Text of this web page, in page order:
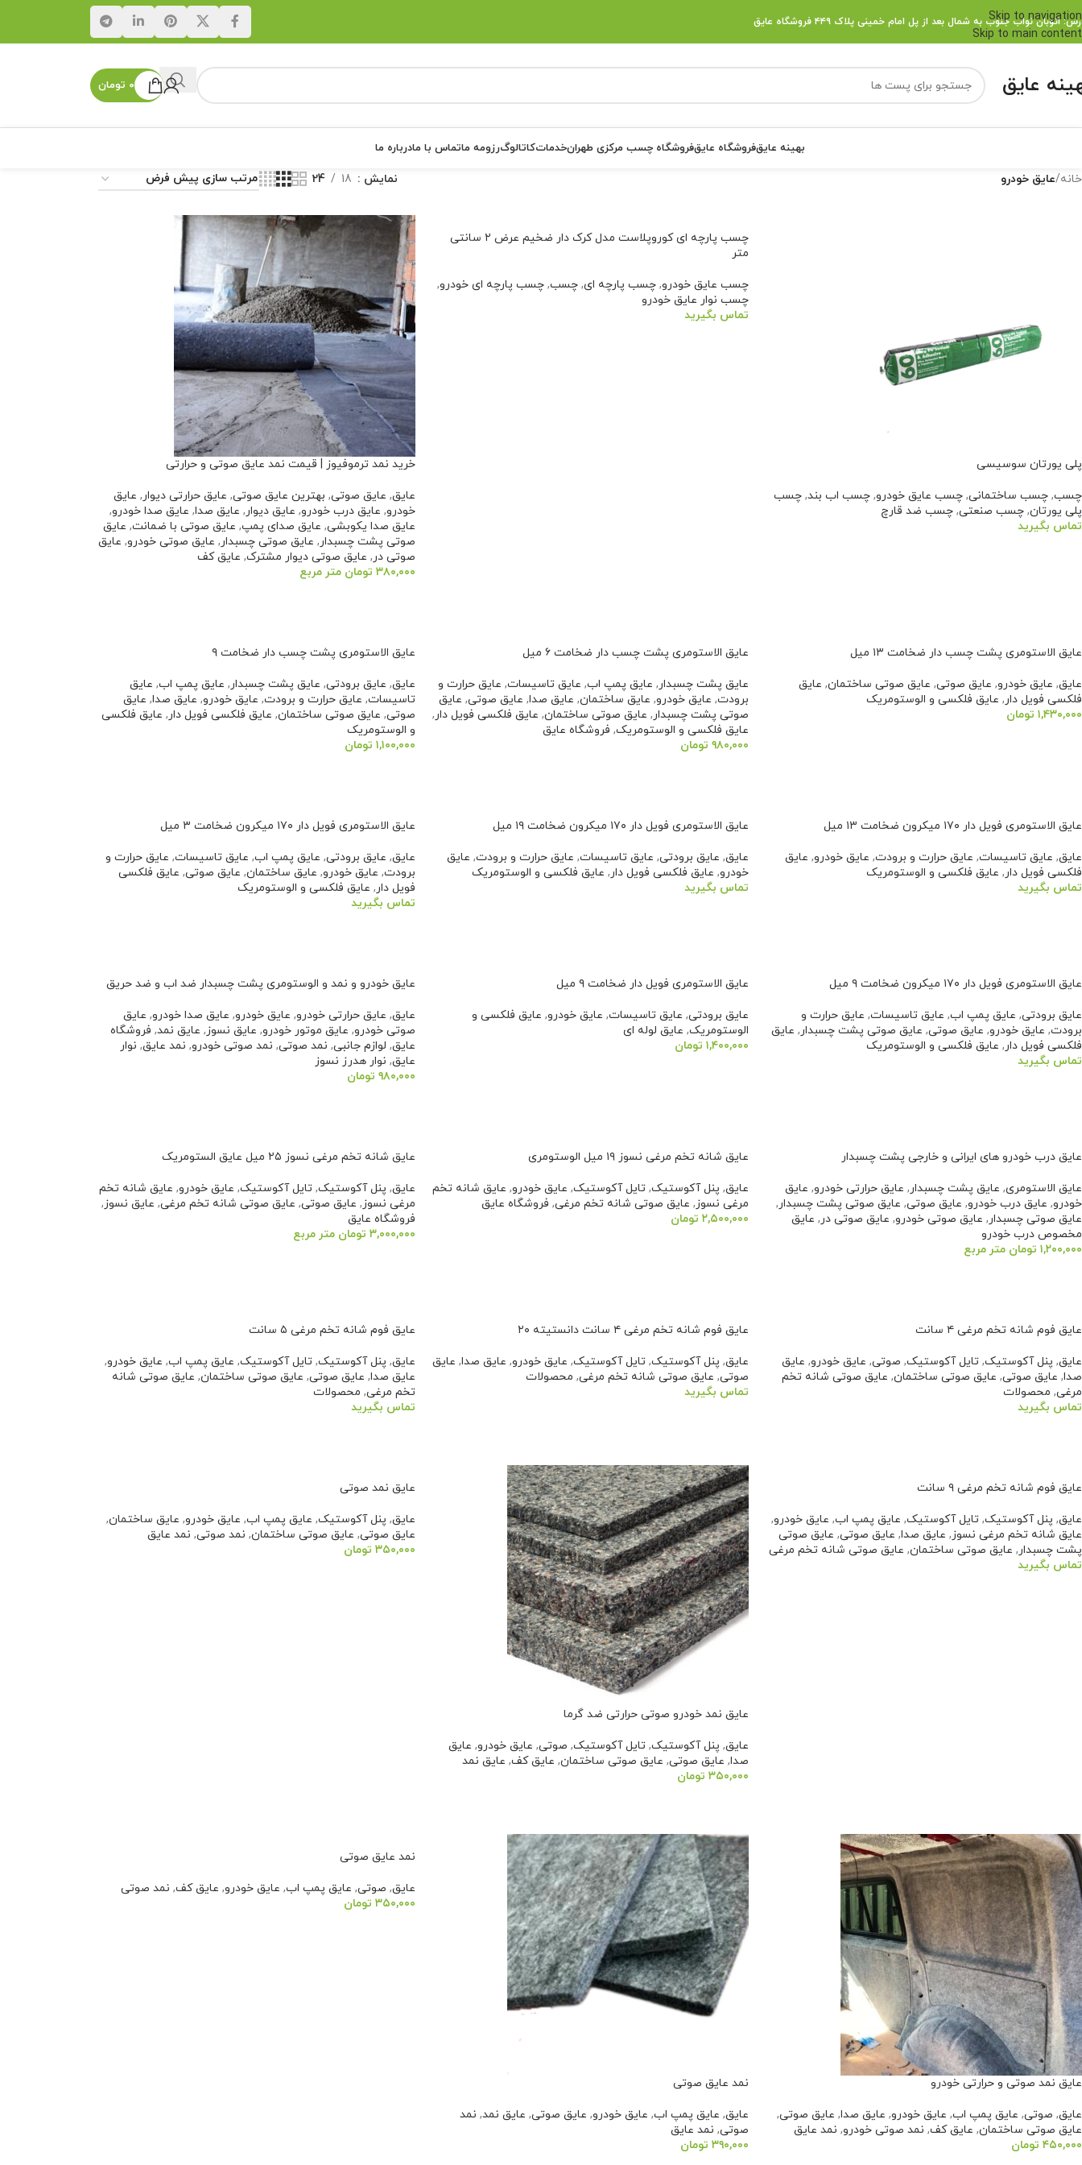
Skip to navigation
Skip to main content
اتوبان نواب جنوب به شمال بعد از پل امام خمینی پلاک ۴۴۹ فروشگاه عایق
عایق ۰ تومان
بهینه عایقفروشگاه عایقفروشگاه چسب مرکزی طهرانخدماتکاتالوگرزومه ماتماس با مادرباره ما
خانه/عایق خودرو نمایش 18
24
پلی یورتان سوسیسی
چسب, چسب ساختمانی, چسب عایق خودرو, چسب اب بند, چسب
پلی یورتان, چسب صنعتی, چسب ضد قارچ
تماس بگیرید
چسب پارچه ای کوروپلاست مدل کرک دار ضخیم عرض ۲ سانتی
متر
چسب عایق خودرو, چسب پارچه ای, چسب, چسب پارچه ای خودرو,
چسب نوار عایق خودرو
تماس بگیرید
خرید نمد ترموفیوز | قیمت نمد عایق صوتی و حرارتی
عایق, عایق صوتی, بهترین عایق صوتی, عایق حرارتی دیوار, عایق
خودرو, عایق درب خودرو, عایق دیوار, عایق صدا, عایق صدا خودرو,
عایق صدا یکوبشی, عایق صدای پمپ, عایق صوتی با ضمانت, عایق
صوتی پشت چسبدار, عایق صوتی چسبدار, عایق صوتی خودرو, عایق
صوتی در, عایق صوتی دیوار مشترک, عایق کف
۳۸۰,۰۰۰ تومان متر مربع
عایق الاستومری پشت چسب دار ضخامت ۱۳ میل
عایق, عایق خودرو, عایق صوتی, عایق صوتی ساختمان, عایق
فلکسی فویل دار, عایق فلکسی و الوستومریک
۱,۴۳۰,۰۰۰ تومان
عایق الاستومری پشت چسب دار ضخامت ۶ میل
عایق پشت چسبدار, عایق پمپ اب, عایق تاسیسات, عایق حرارت و
برودت, عایق خودرو, عایق ساختمان, عایق صدا, عایق صوتی, عایق
صوتی پشت چسبدار, عایق صوتی ساختمان, عایق فلکسی فویل دار,
عایق فلکسی و الوستومریک, فروشگاه عایق
۹۸۰,۰۰۰ تومان
عایق الاستومری پشت چسب دار ضخامت ۹
عایق, عایق برودتی, عایق پشت چسبدار, عایق پمپ اب, عایق
تاسیسات, عایق حرارت و برودت, عایق خودرو, عایق صدا, عایق
صوتی, عایق صوتی ساختمان, عایق فلکسی فویل دار, عایق فلکسی
و الوستومریک
۱,۱۰۰,۰۰۰ تومان
عایق الاستومری فویل دار ۱۷۰ میکرون ضخامت ۱۳ میل
عایق, عایق تاسیسات, عایق حرارت و برودت, عایق خودرو, عایق
فلکسی فویل دار, عایق فلکسی و الوستومریک
تماس بگیرید
عایق الاستومری فویل دار ۱۷۰ میکرون ضخامت ۱۹ میل
عایق, عایق برودتی, عایق تاسیسات, عایق حرارت و برودت, عایق
خودرو, عایق فلکسی فویل دار, عایق فلکسی و الوستومریک
تماس بگیرید
عایق الاستومری فویل دار ۱۷۰ میکرون ضخامت ۳ میل
عایق, عایق برودتی, عایق پمپ اب, عایق تاسیسات, عایق حرارت و
برودت, عایق خودرو, عایق ساختمان, عایق صوتی, عایق فلکسی
فویل دار, عایق فلکسی و الوستومریک
تماس بگیرید
عایق الاستومری فویل دار ۱۷۰ میکرون ضخامت ۹ میل
عایق برودتی, عایق پمپ اب, عایق تاسیسات, عایق حرارت و
برودت, عایق خودرو, عایق صوتی, عایق صوتی پشت چسبدار, عایق
فلکسی فویل دار, عایق فلکسی و الوستومریک
تماس بگیرید
عایق الاستومری فویل دار ضخامت ۹ میل
عایق برودتی, عایق تاسیسات, عایق خودرو, عایق فلکسی و
الوستومریک, عایق لوله ای
۱,۴۰۰,۰۰۰ تومان
عایق خودرو و نمد و الوستومری پشت چسبدار ضد اب و ضد حریق
عایق, عایق حرارتی خودرو, عایق خودرو, عایق صدا خودرو, عایق
صوتی خودرو, عایق موتور خودرو, عایق نسوز, عایق نمد, فروشگاه
عایق, لوازم جانبی, نمد صوتی, نمد صوتی خودرو, نمد عایق, نوار
عایق, نوار هدرز نسوز
۹۸۰,۰۰۰ تومان
عایق درب خودرو های ایرانی و خارجی پشت چسبدار
عایق الاستومری, عایق پشت چسبدار, عایق حرارتی خودرو, عایق
خودرو, عایق درب خودرو, عایق صوتی, عایق صوتی پشت چسبدار,
عایق صوتی چسبدار, عایق صوتی خودرو, عایق صوتی در, عایق
مخصوص درب خودرو
۱,۲۰۰,۰۰۰ تومان متر مربع
عایق شانه تخم مرغی نسوز ۱۹ میل الوستومری
عایق, پنل آکوستیک, تایل آکوستیک, عایق خودرو, عایق شانه تخم
مرغی نسوز, عایق صوتی شانه تخم مرغی, فروشگاه عایق
۲,۵۰۰,۰۰۰ تومان
عایق شانه تخم مرغی نسوز ۲۵ میل عایق الستومریک
عایق, پنل آکوستیک, تایل آکوستیک, عایق خودرو, عایق شانه تخم
مرغی نسوز, عایق صوتی, عایق صوتی شانه تخم مرغی, عایق نسوز,
فروشگاه عایق
۳,۰۰۰,۰۰۰ تومان متر مربع
عایق فوم شانه تخم مرغی ۴ سانت
عایق, پنل آکوستیک, تایل آکوستیک, صوتی, عایق خودرو, عایق
صدا, عایق صوتی, عایق صوتی ساختمان, عایق صوتی شانه تخم
مرغی, محصولات
تماس بگیرید
عایق فوم شانه تخم مرغی ۴ سانت دانستیته ۲۰
عایق, پنل آکوستیک, تایل آکوستیک, عایق خودرو, عایق صدا, عایق
صوتی, عایق صوتی شانه تخم مرغی, محصولات
تماس بگیرید
عایق فوم شانه تخم مرغی ۵ سانت
عایق, پنل آکوستیک, تایل آکوستیک, عایق پمپ اب, عایق خودرو,
عایق صدا, عایق صوتی, عایق صوتی ساختمان, عایق صوتی شانه
تخم مرغی, محصولات
تماس بگیرید
عایق فوم شانه تخم مرغی ۹ سانت
عایق, پنل آکوستیک, تایل آکوستیک, عایق پمپ اب, عایق خودرو,
عایق شانه تخم مرغی نسوز, عایق صدا, عایق صوتی, عایق صوتی
پشت چسبدار, عایق صوتی ساختمان, عایق صوتی شانه تخم مرغی
تماس بگیرید
عایق نمد خودرو صوتی حرارتی ضد گرما
عایق, پنل آکوستیک, تایل آکوستیک, صوتی, عایق خودرو, عایق
صدا, عایق صوتی, عایق صوتی ساختمان, عایق کف, عایق نمد
۳۵۰,۰۰۰ تومان
عایق نمد صوتی
عایق, پنل آکوستیک, عایق پمپ اب, عایق خودرو, عایق ساختمان,
عایق صوتی, عایق صوتی ساختمان, نمد صوتی, نمد عایق
۳۵۰,۰۰۰ تومان
عایق نمد صوتی و حرارتی خودرو
عایق, صوتی, عایق پمپ اب, عایق خودرو, عایق صدا, عایق صوتی,
عایق صوتی ساختمان, عایق کف, نمد صوتی خودرو, نمد عایق
۴۵۰,۰۰۰ تومان
نمد عایق صوتی
عایق, عایق پمپ اب, عایق خودرو, عایق صوتی, عایق نمد, نمد
صوتی, نمد عایق
۳۹۰,۰۰۰ تومان
نمد عایق صوتی
عایق, صوتی, عایق پمپ اب, عایق خودرو, عایق کف, نمد صوتی
۳۵۰,۰۰۰ تومان